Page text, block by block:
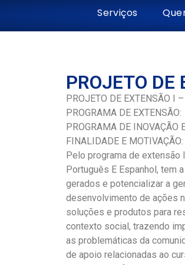
Serviços
PROJETO DE
PROJETO DE EXTENSÃO I
PROGRAMA DE EXTENSÃO:
PROGRAMA DE INOVAÇÃO
FINALIDADE E MOTIVAÇÃO:
Pelo programa de extensão
Português E Espanhol, tem
gerados e potencializar a
desenvolvimento de ações
soluções e produtos para
contexto social, trazendo
as problemáticas da
de apoio relacionadas ao